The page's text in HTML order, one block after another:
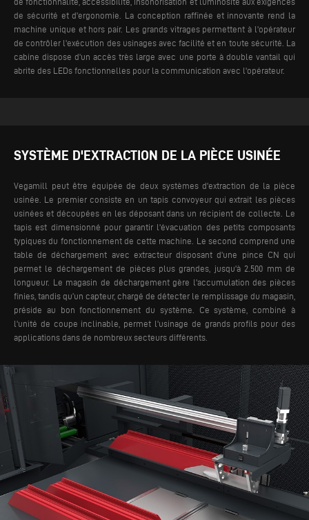
de sécurité et d'ergonomie. La conception raffinée et innovante rend la
machine unique et hors pair. Les grands vitrages permettent à l'opérateur
de contrôler l'exécution des usinages avec facilité et en toute sécurité. La
cabine dispose d'un accès très large avec une porte à double vantail qui
abrite des LEDs fonctionnelles pour la communication avec l'opérateur.
SYSTÈME D'EXTRACTION DE LA PIÈCE USINÉE
Vegamill peut être équipée de deux systèmes d'extraction de la pièce
usinée. Le premier consiste en un tapis convoyeur qui extrait les pièces
usinées et découpées en les déposant dans un récipient de collecte. Le
tapis est dimensionné pour garantir l'évacuation des petits composants
typiques du fonctionnement de cette machine. Le second comprend une
table de déchargement avec extracteur disposant d'une pince CN qui
permet le déchargement de pièces plus grandes, jusqu'à 2.500 mm de
longueur. Le magasin de déchargement gère l'accumulation des pièces
finies, tandis qu’un capteur, chargé de détecter le remplissage du magasin,
préside au bon fonctionnement du système. Ce système, combiné à
l'unité de coupe inclinable, permet l'usinage de grands profils pour des
applications dans de nombreux secteurs différents.